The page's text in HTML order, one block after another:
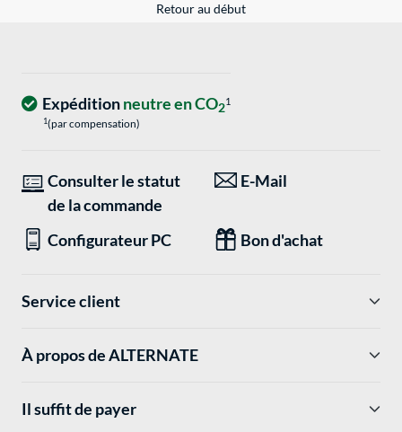
Retour au début
Expéditionneutre en CO21
1(par compensation)
Consulter le statut
de la commande
E-Mail
Configurateur PC Bon d'achat
Service client
À propos de ALTERNATE
Il suffit de payer